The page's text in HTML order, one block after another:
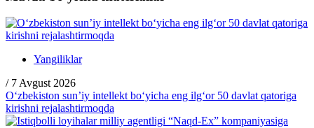
Yangiliklar
/ 7 Avgust 2026
O‘zbekiston sun’iy intellekt bo‘yicha eng ilg‘or 50 davlat qatoriga
kirishni rejalashtirmoqda